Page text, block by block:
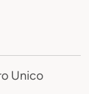
Unico